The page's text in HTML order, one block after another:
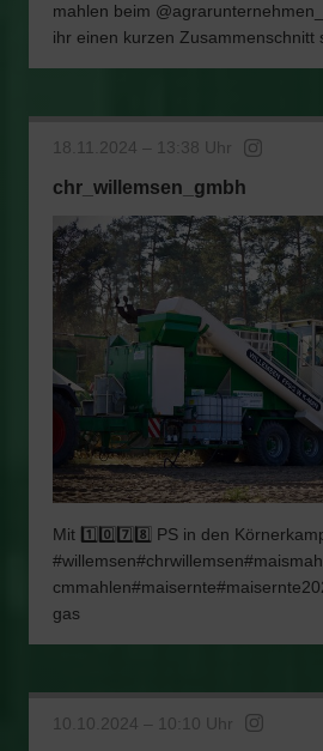
mahlen beim
ihr einen kurzen Zusammenschnitt
18.11.2024 – 13:38 Uhr
chr_willemsen_gmbh
Mit 1️⃣0️⃣7️⃣8️⃣ PS in den
gas
10.10.2024 – 10:10 Uhr